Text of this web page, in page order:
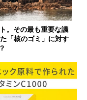
。その最も重要な議
「核のゴミ」に対す